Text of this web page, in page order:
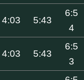
4:03 5:43
6:5
4
4:03 5:43
6:5
3